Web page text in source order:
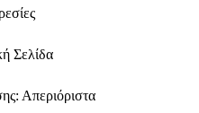
Σελίδα
Απεριόριστα